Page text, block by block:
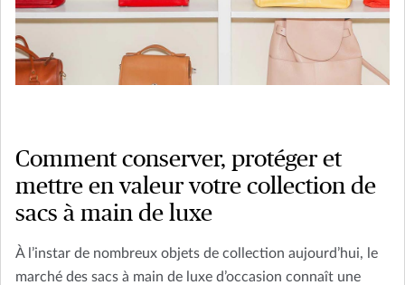
Comment conserver, protéger et
mettre en valeur votre collection de
sacs à main de luxe
À l’instar de nombreux objets de collection aujourd’hui, le
marché des sacs à main de luxe d’occasion connaît une